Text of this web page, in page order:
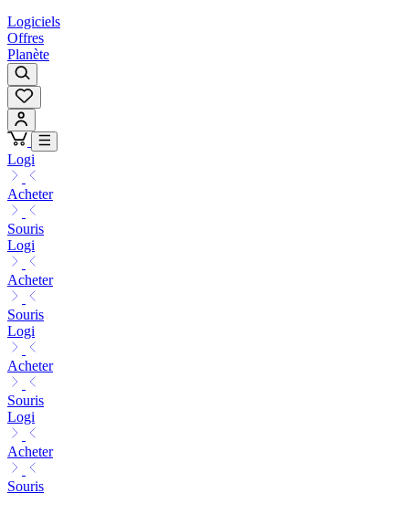
Logiciels
Offres
Planète
Logi
Acheter
Souris
Logi
Acheter
Souris
Logi
Acheter
Souris
Logi
Acheter
Souris